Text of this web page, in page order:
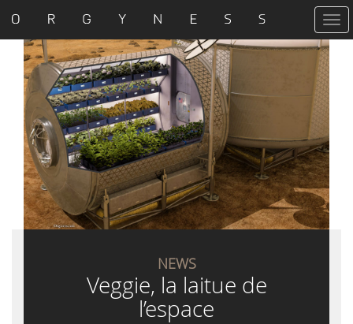
T
o
NEWS
Veggie, la laitue de
l’espace